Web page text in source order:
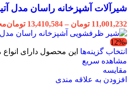
شیرآلات آشپزخانه راسان مدل
11,001,232 تومان –
13,410,584 تومان
-12%
انتخاب گزینه‌ها این محصول دارای
مشاهده سریع
مقایسه
افزودن به علاقه مندی